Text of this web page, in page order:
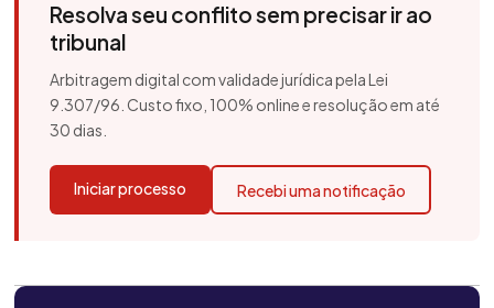
Resolva seu conflito sem precisar ir ao
tribunal
Arbitragem digital com validade jurídica pela Lei
9.307/96. Custo fixo, 100% online e resolução em até
30 dias.
Iniciar processo Recebi uma notificação